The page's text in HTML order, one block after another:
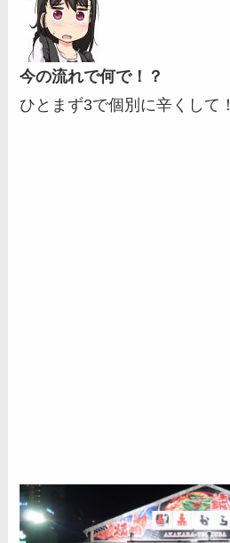
今の流れで何で！？
ひとまず3で個別に辛くして！